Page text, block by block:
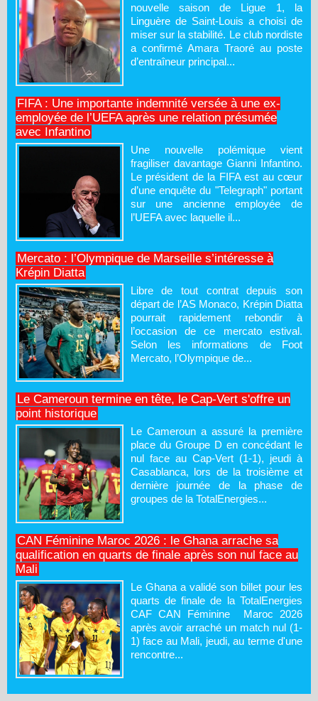
nouvelle saison de Ligue 1, la
Linguère de Saint-Louis a choisi de
miser sur la stabilité. Le club nordiste
a confirmé Amara Traoré au poste
d’entraîneur principal...
FIFA : Une importante indemnité versée à une ex-
employée de l’UEFA après une relation présumée
avec Infantino
Une nouvelle polémique vient
fragiliser davantage Gianni Infantino.
Le président de la FIFA est au cœur
d’une enquête du "Telegraph" portant
sur une ancienne employée de
l’UEFA avec laquelle il...
Mercato : l’Olympique de Marseille s’intéresse à
Krépin Diatta
Libre de tout contrat depuis son
départ de l’AS Monaco, Krépin Diatta
pourrait rapidement rebondir à
l’occasion de ce mercato estival.
Selon les informations de Foot
Mercato, l’Olympique de...
Le Cameroun termine en tête, le Cap-Vert s'offre un
point historique
Le Cameroun a assuré la première
place du Groupe D en concédant le
nul face au Cap-Vert (1-1), jeudi à
Casablanca, lors de la troisième et
dernière journée de la phase de
groupes de la TotalEnergies...
CAN Féminine Maroc 2026 : le Ghana arrache sa
qualification en quarts de finale après son nul face au
Mali
Le Ghana a validé son billet pour les
quarts de finale de la TotalEnergies
CAF CAN Féminine Maroc 2026
après avoir arraché un match nul (1-
1) face au Mali, jeudi, au terme d'une
rencontre...